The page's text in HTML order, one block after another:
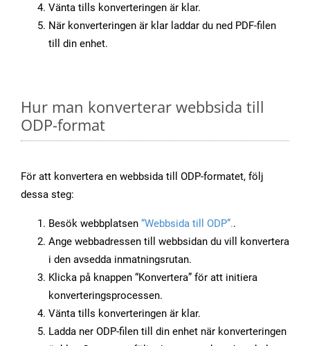
Vänta tills konverteringen är klar.
När konverteringen är klar laddar du ned PDF-filen
till din enhet.
Hur man konverterar webbsida till
ODP-format
För att konvertera en webbsida till ODP-formatet, följ
dessa steg:
Besök webbplatsen “Webbsida till ODP”..
Ange webbadressen till webbsidan du vill konvertera
i den avsedda inmatningsrutan.
Klicka på knappen “Konvertera” för att initiera
konverteringsprocessen.
Vänta tills konverteringen är klar.
Ladda ner ODP-filen till din enhet när konverteringen